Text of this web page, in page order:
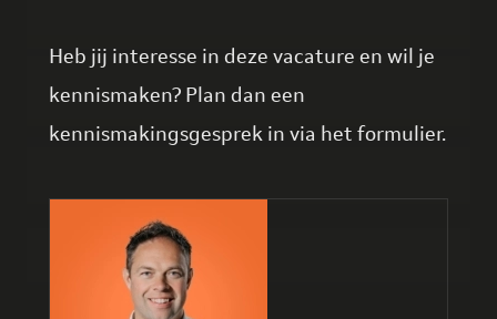
Heb jij interesse in deze vacature en wil je
kennismaken? Plan dan een
kennismakingsgesprek in via het formulier.